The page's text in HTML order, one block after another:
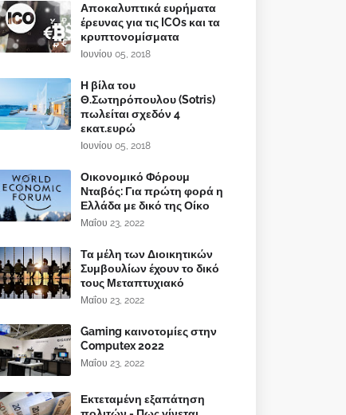
Αποκαλυπτικά ευρήματα
έρευνας για τις ICOs και τα
κρυπτονομίσματα
Ιουνίου 05, 2018
Η βίλα του
Θ.Σωτηρόπουλου (Sotris)
πωλείται σχεδόν 4
εκατ.ευρώ
Ιουνίου 05, 2018
Οικονομικό Φόρουμ
Νταβός: Για πρώτη φορά η
Ελλάδα με δικό της Οίκο
Μαΐου 23, 2022
Τα μέλη των Διοικητικών
Συμβουλίων έχουν το δικό
τους Μεταπτυχιακό
Μαΐου 23, 2022
Gaming καινοτομίες στην
Computex 2022
Μαΐου 23, 2022
Εκτεταμένη εξαπάτηση